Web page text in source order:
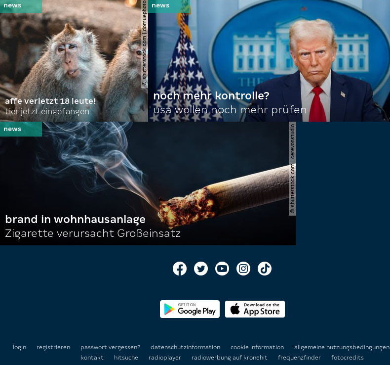
© shutterstock.com | domuephoto
affe verletzt 18 leute!
tier jetzt eingefangen
noch mehr kontrolle?
usa wollen noch mehr prüfen
© shutterstock.com | cerevonstudio
brand in wohnhausanlage
Zigarette verursacht Großeinsatz
login registrieren passwort vergessen? datenschutzinformation cookie information allgemeine nutzungsbedingungen
kontakt
hitsuche radioplayer radiowerbung auf kronehit frequenzfinder fotocredits